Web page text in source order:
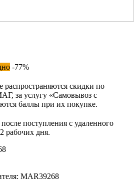
-77%
распространяются скидки по
за услугу «Самовывоз с
баллы при их покупке.
поступления с удаленного
рабочих дня.
MAR39268